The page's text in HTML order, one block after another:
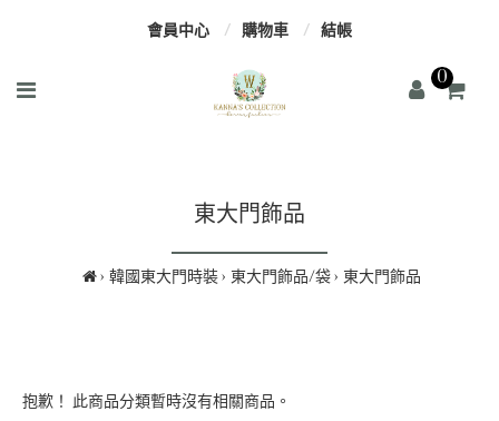
會員中心 購物車 結帳
0
東大門飾品
韓國東大門時裝 東大門飾品/袋 東大門飾品
抱歉！ 此商品分類暫時沒有相關商品。